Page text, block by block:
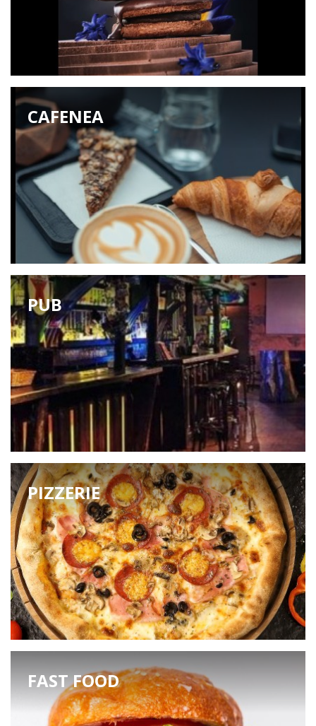
CAFENEA
PUB
PIZZERIE
FAST FOOD